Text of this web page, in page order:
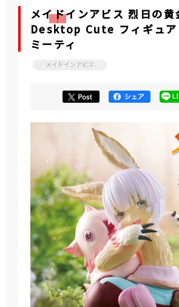
メイドインアビス 烈日の
Desktop Cute フィギュ
ミーティ
メイドインアビス